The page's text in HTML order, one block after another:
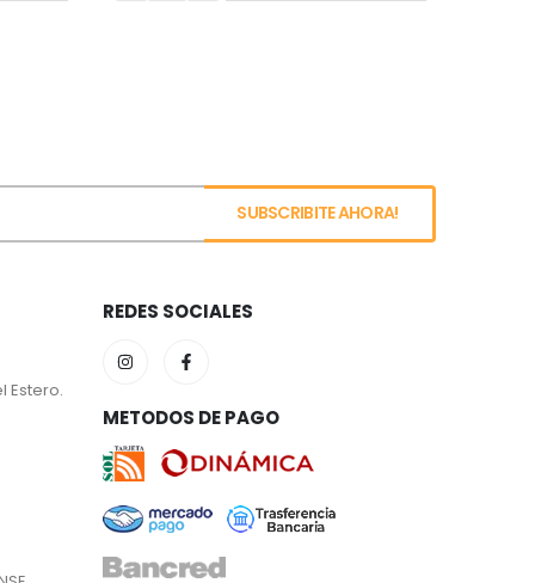
Estero.
REDES SOCIALES
METODOS DE PAGO